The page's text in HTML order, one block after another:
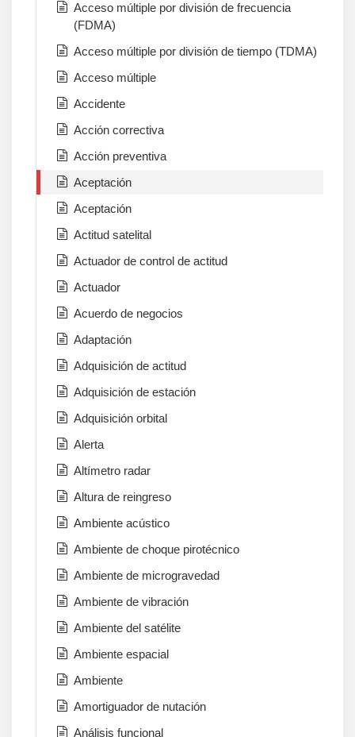
Acceso múltiple por división de frecuencia
(FDMA)
Acceso múltiple por división de tiempo (TDMA)
Acceso múltiple
Accidente
Acción correctiva
Acción preventiva
Aceptación
Aceptación
Actitud satelital
Actuador de control de actitud
Actuador
Acuerdo de negocios
Adaptación
Adquisición de actitud
Adquisición de estación
Adquisición orbital
Alerta
Altímetro radar
Altura de reingreso
Ambiente acústico
Ambiente de choque pirotécnico
Ambiente de microgravedad
Ambiente de vibración
Ambiente del satélite
Ambiente espacial
Ambiente
Amortiguador de nutación
Análisis funcional